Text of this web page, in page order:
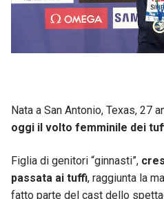
Nata a San Antonio, Texas, 27
oggi il volto femminile dei
Figlia di genitori “ginnasti”,
passata ai tuffi, raggiunta la
fatto parte del cast dello